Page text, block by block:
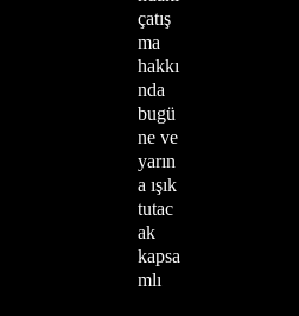
çatış
ma
hakkı
nda
bugü
ne ve
yarın
a ışık
tutac
ak
kapsa
mlı